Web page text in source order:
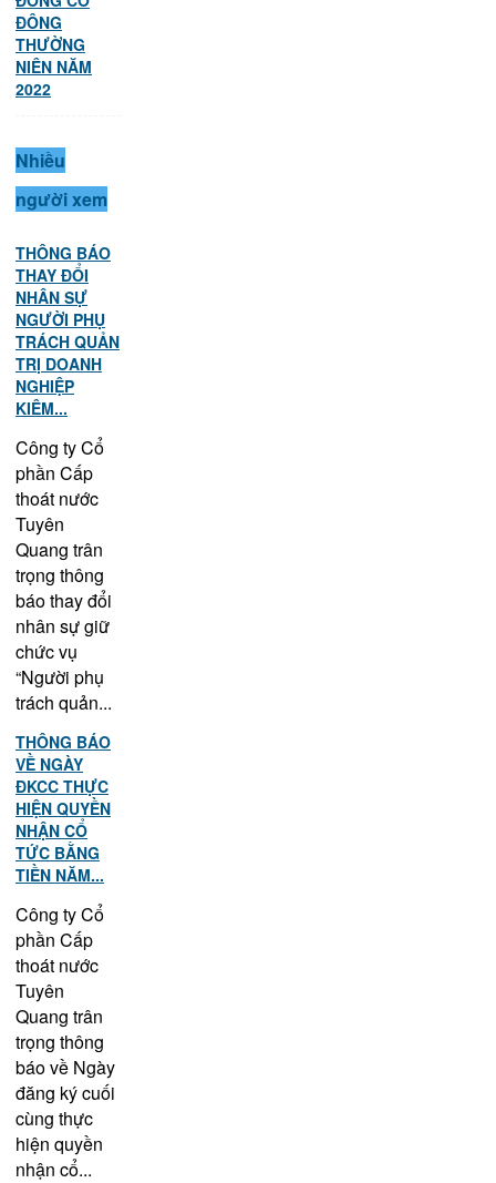
ĐÔNG
THƯỜNG
NIÊN NĂM
2022
Nhiều
người xem
THÔNG BÁO
THAY ĐỔI
NHÂN SỰ
NGƯỜI PHỤ
TRÁCH QUẢN
TRỊ DOANH
NGHIỆP
KIÊM...
Công ty Cổ
phần Cấp
thoát nước
Tuyên
Quang trân
trọng thông
báo thay đổi
nhân sự giữ
chức vụ
“Người phụ
trách quản...
THÔNG BÁO
VỀ NGÀY
ĐKCC THỰC
HIỆN QUYỀN
NHẬN CỔ
TỨC BẰNG
TIỀN NĂM...
Công ty Cổ
phần Cấp
thoát nước
Tuyên
Quang trân
trọng thông
báo về Ngày
đăng ký cuối
cùng thực
hiện quyền
nhận cổ...